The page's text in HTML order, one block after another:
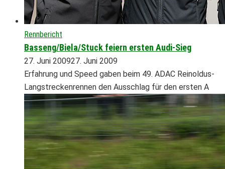
Rennbericht
Basseng/Biela/Stuck feiern ersten Audi-Sieg
27. Juni 200927. Juni 2009
Erfahrung und Speed gaben beim 49. ADAC Reinoldus-
Langstreckenrennen den Ausschlag für den ersten A